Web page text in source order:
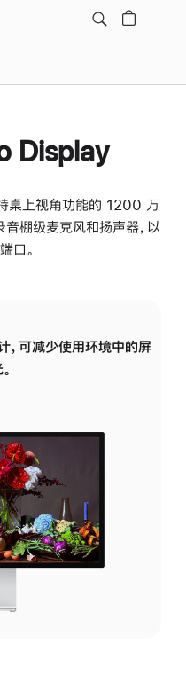
Display
桌上视角功能的 1200 万
棚级麦克风和扬声器，以
口。
，可减少使用环境中的屏